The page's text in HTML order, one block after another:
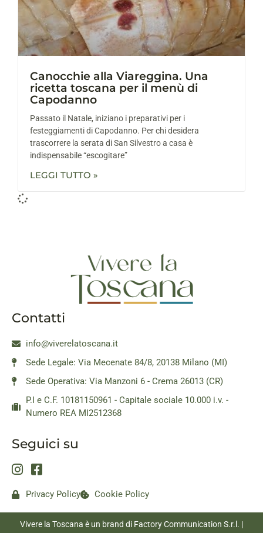
Canocchie alla Viareggina. Una
ricetta toscana per il menù di
Capodanno
Passato il Natale, iniziano i preparativi per i
festeggiamenti di Capodanno. Per chi desidera
trascorrere la serata di San Silvestro a casa è
indispensabile “escogitare”
LEGGI TUTTO »
Contatti
info@viverelatoscana.it
Sede Legale: Via Mecenate 84/8, 20138 Milano (MI)
Sede Operativa: Via Manzoni 6 - Crema 26013 (CR)
P.I e C.F. 10181150961 - Capitale sociale 10.000 i.v. -
Numero REA MI2512368
Seguici su
Privacy Policy Cookie Policy
Vivere la Toscana è un brand di Factory Communication S.r.l. |